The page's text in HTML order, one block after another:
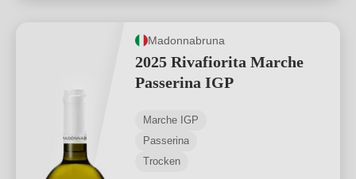
Madonnabruna
2025 Rivafiorita Marche
Passerina IGP
Marche IGP
Passerina
Trocken